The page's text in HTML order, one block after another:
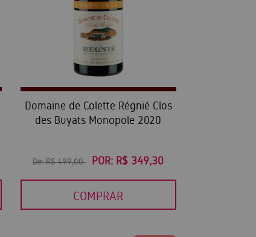
Domaine de Colette Régnié Clos
des Buyats Monopole 2020
De:R$ 499,00 POR: R$ 349,30
COMPRAR